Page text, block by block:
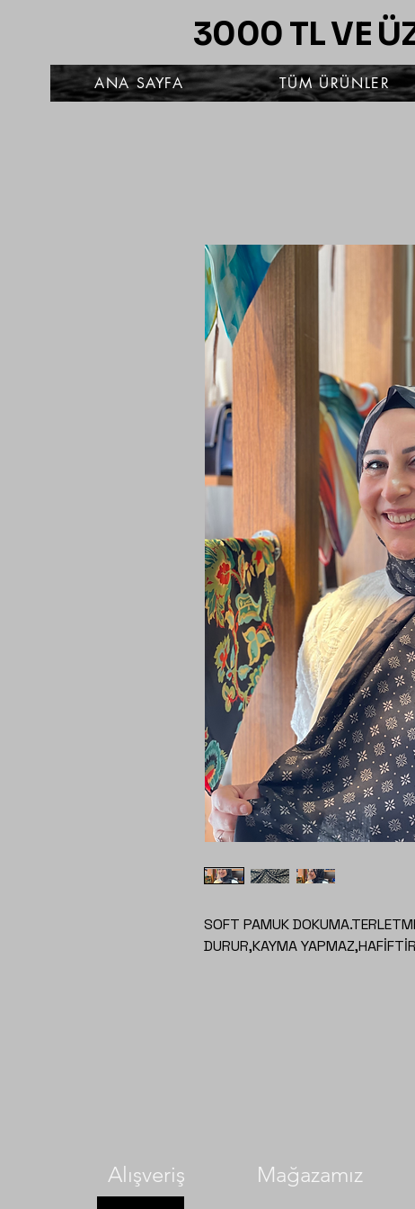
3000 TL VE
ANA SAYFA TÜM ÜRÜNLER
SOFT PAMUK
DURUR,KAYMA
Alışveriş Mağazamız